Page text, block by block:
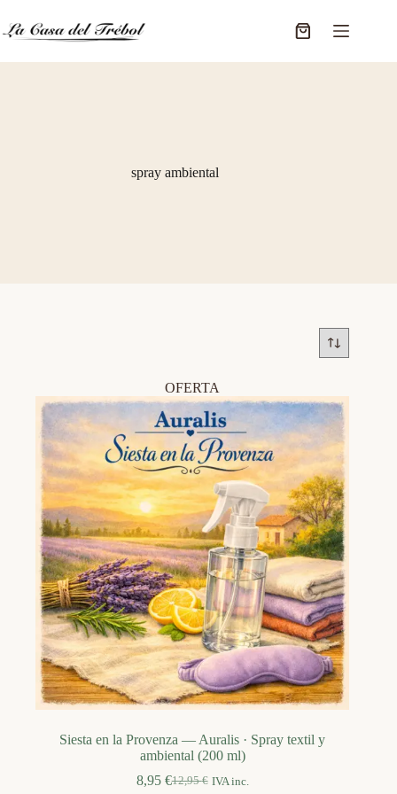
contenido
Carro
spray ambiental
OFERTA
Siesta en la Provenza — Auralis · Spray textil y
ambiental (200 ml)
12,95€
El
8,95 €El
IVA inc.